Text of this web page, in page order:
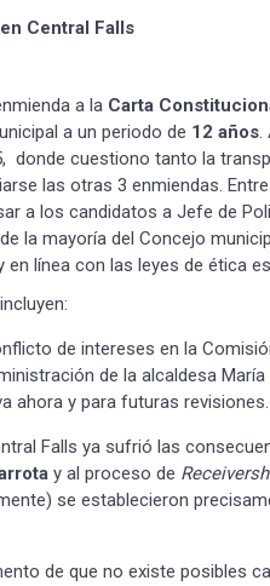
Central Falls
a la Carta
a un periodo de 12 años.
donde cuestiono tanto la
las otras 3 enmiendas.
a los candidatos a Jefe de
la mayoría del Concejo
línea con las leyes de ética
de intereses en la
de la alcaldesa
ahora y para futuras revisiones.
Falls ya sufrió las
y al proceso de
se establecieron
de que no existe posibles